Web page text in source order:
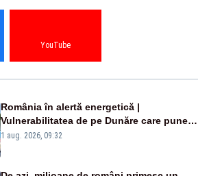
YouTube
România în alertă energetică |
Vulnerabilitatea de pe Dunăre care pune
în pericol Centrala Cernavodă era
1 aug. 2026, 09:32